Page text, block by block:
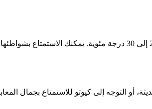
، حيث تتمتع بطقس مشمس ودرجات حرارة معتدلة تتراوح بين 25 إلى 30 درجة
التوجه إلى كيوتو للاستمتاع بجمال